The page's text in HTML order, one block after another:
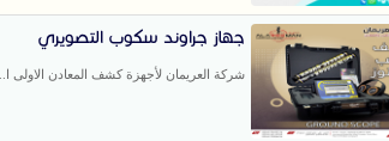
جهاز جراوند سكوب التصويري
شركة العريمان لأجهزة كشف المعادن الاولى ا...